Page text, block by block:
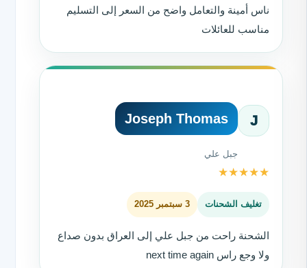
ناس أمينة والتعامل واضح من السعر إلى التسليم
مناسب للعائلات
J
Joseph Thomas
جبل علي
★
★
★
★
★
تغليف الشحنات 3 سبتمبر 2025
الشحنة راحت من جبل علي إلى العراق بدون صداع
ولا وجع راس next time again